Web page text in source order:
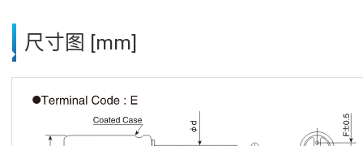
尺寸图 [mm]